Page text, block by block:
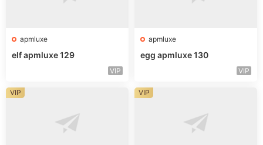
apmluxe
elf apmluxe 129
VIP
apmluxe
egg apmluxe 130
VIP
VIP VIP